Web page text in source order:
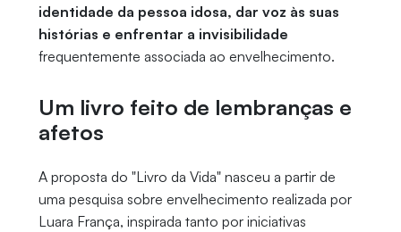
identidade da pessoa idosa, dar voz às suas
histórias e enfrentar a invisibilidade
frequentemente associada ao envelhecimento.
Um livro feito de lembranças e
afetos
A proposta do "Livro da Vida" nasceu a partir de
uma pesquisa sobre envelhecimento realizada por
Luara França, inspirada tanto por iniciativas